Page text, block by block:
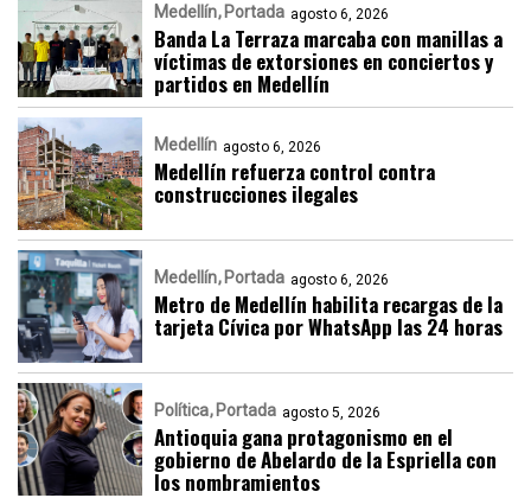
Medellín Portada agosto 6, 2026
Banda La Terraza marcaba con manillas a
víctimas de extorsiones en conciertos y
partidos en Medellín
Medellín agosto 6, 2026
Medellín refuerza control contra
construcciones ilegales
Medellín Portada agosto 6, 2026
Metro de Medellín habilita recargas de la
tarjeta Cívica por WhatsApp las 24 horas
Política Portada agosto 5, 2026
Antioquia gana protagonismo en el
gobierno de Abelardo de la Espriella con
los nombramientos